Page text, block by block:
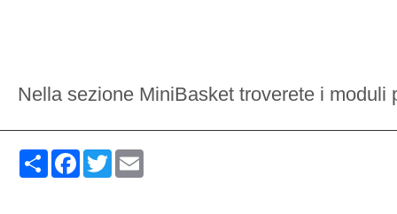
Nella sezione MiniBasket troverete i moduli
Share FacebookTwitter